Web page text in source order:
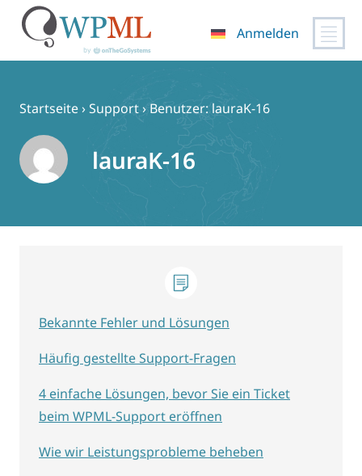
springen
Anmelden
Startseite›Support› Benutzer: lauraK-16
lauraK-16
Bekannte Fehler und Lösungen
Häufig gestellte Support-Fragen
4 einfache Lösungen, bevor Sie ein Ticket
beim WPML-Support eröffnen
Wie wir Leistungsprobleme beheben